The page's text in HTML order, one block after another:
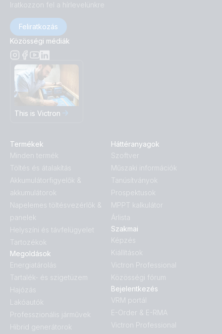
Iratkozzon fel a hírlevelünkre
Feliratkozás
Közösségi médiák
This is Victron
Termékek
Minden termék
Töltés és átalakítás
Akkumulátorfigyelők &
akkumulátorok
Napelemes töltésvezérlők &
panelek
Helyszíni és távfelügyelet
Tartozékok
Megoldások
Energiatárolás
Tartalék- és szigetüzem
Hajózás
Lakóautók
Professzionális járművek
Hibrid generátorok
Háttéranyagok
Szoftver
Műszaki információk
Tanúsítványok
Prospektusok
MPPT kalkulátor
Árlista
Szakmai
Képzés
Kiállítások
Victron Professional
Közösségi fórum
Bejelentkezés
VRM portál
E-Order & E-RMA
Victron Professional